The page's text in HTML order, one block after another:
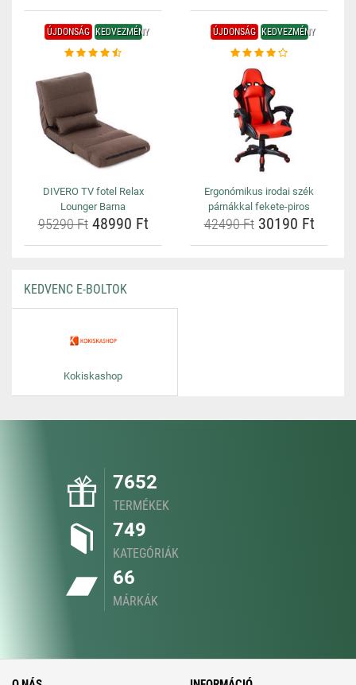
ÚJDONSÁG KEDVEZMÉNY
DIVERO TV fotel Relax
Lounger Barna
95290 Ft48990 Ft
ÚJDONSÁG KEDVEZMÉNY
Ergonómikus irodai szék
párnákkal fekete-piros
42490 Ft30190 Ft
KEDVENC E-BOLTOK
Kokiskashop
7652
TERMÉKEK
749
KATEGÓRIÁK
66
MÁRKÁK